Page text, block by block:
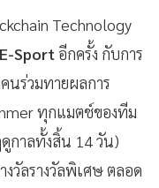
Technology
E-Sport อีกครั้ง กับการ
นร่วมทายผลการ
ทุกแมตช์ของทีม
กาลทั้งสิ้น 14 วัน)
วัลรางวัลพิเศษ ตลอด